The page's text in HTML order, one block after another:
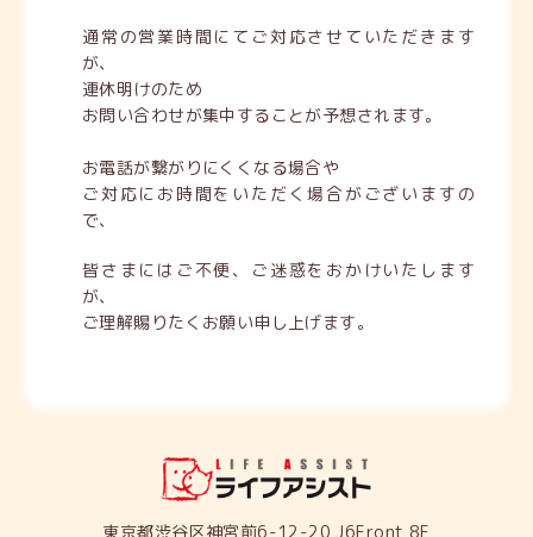
通常の営業時間にてご対応させていただきます
が、
連休明けのため
お問い合わせが集中することが予想されます。
お電話が繋がりにくくなる場合や
ご対応にお時間をいただく場合がございますの
で、
皆さまにはご不便、ご迷惑をおかけいたします
が、
ご理解賜りたくお願い申し上げます。
東京都渋谷区神宮前6-12-20 J6Front 8F